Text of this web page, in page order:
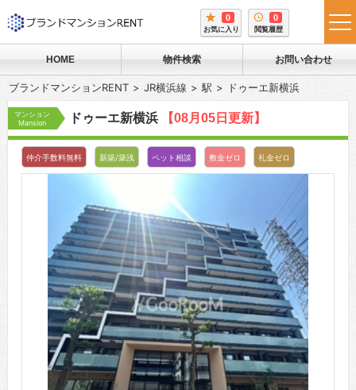
0
お気に入り
0
閲覧履歴
HOME 物件検索 お問い合わせ
ブランドマンションRENT JR横浜線 駅 ドゥーエ新横浜
マンション
Mansion
ドゥーエ新横浜 【08月05日更新】
仲介手数料無料 新築/築浅 ペット相談 敷金ゼロ 礼金ゼロ